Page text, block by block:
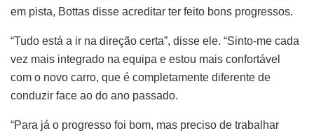
em pista, Bottas disse acreditar ter feito bons progressos.
“Tudo está a ir na direção certa”, disse ele. “Sinto-me cada
vez mais integrado na equipa e estou mais confortável
com o novo carro, que é completamente diferente de
conduzir face ao do ano passado.
“Para já o progresso foi bom, mas preciso de trabalhar